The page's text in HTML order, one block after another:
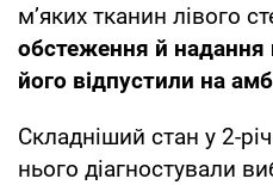
м’яких тканин лівого
обстеження й надання
його відпустили на
Складніший стан у 2-
нього діагностували